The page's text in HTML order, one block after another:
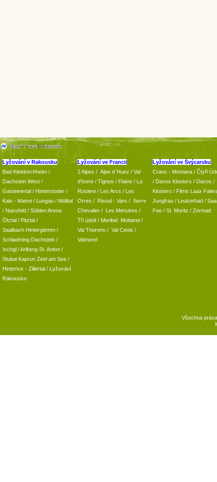
Lyžování v Rakousku
Bad Kleinkirchheim /
Dachstein West /
Gasteinertal / Hinterstoder /
Kals - Matrei / Lungau / Mölltal
/ Nassfeld / Sölden Arena
Ötztal / Pitztal /
Saalbach Hinterglemm /
Schladming Dachstein /
Ischgl /Arlberg-St. Anton /
Stubai Kaprun Zeel am See /
Hintertux - Zillertal / Lyžování
Rakousko
Lyžování ve Francii
2 Alpes / Alpe d´Huez / Val
d’Isere / Tignes / Flaine / La
Rosiere / Les Arcs / Les
Orres / Risoul - Vars / Serre
Chevalier / Les Menuires /
Tři údolí / Meribel Mottaret /
Val Thorens / Val Cenis /
Valmorel
Lyžování ve Švýcarsku
Crans - Montana / Čtyři
/ Davos Klosters / Davos /
Klosters / Flims Laax
Jungfrau / Leukerbad /
Fee / St. Moritz / Zermatt
Všechna